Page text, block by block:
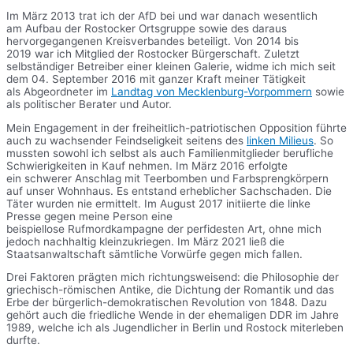
Im März 2013 trat ich der AfD bei und war danach wesentlich
am Aufbau der Rostocker Ortsgruppe sowie des daraus
hervorgegangenen Kreisverbandes beteiligt. Von 2014 bis
2019 war ich Mitglied der Rostocker Bürgerschaft. Zuletzt
selbständiger Betreiber einer kleinen Galerie, widme ich mich seit
dem 04. September 2016 mit ganzer Kraft meiner Tätigkeit
als Abgeordneter im Landtag von Mecklenburg-Vorpommern sowie
als politischer Berater und Autor.
Mein Engagement in der freiheitlich-patriotischen Opposition führte
auch zu wachsender Feindseligkeit seitens des linken Milieus. So
mussten sowohl ich selbst als auch Familienmitglieder berufliche
Schwierigkeiten in Kauf nehmen. Im März 2016 erfolgte
ein schwerer Anschlag mit Teerbomben und Farbsprengkörpern
auf unser Wohnhaus. Es entstand erheblicher Sachschaden. Die
Täter wurden nie ermittelt. Im August 2017 initiierte die linke
Presse gegen meine Person eine
beispiellose Rufmordkampagne der perfidesten Art, ohne mich
jedoch nachhaltig kleinzukriegen. Im März 2021 ließ die
Staatsanwaltschaft sämtliche Vorwürfe gegen mich fallen.
Drei Faktoren prägten mich richtungsweisend: die Philosophie der
griechisch-römischen Antike, die Dichtung der Romantik und das
Erbe der bürgerlich-demokratischen Revolution von 1848. Dazu
gehört auch die friedliche Wende in der ehemaligen DDR im Jahre
1989, welche ich als Jugendlicher in Berlin und Rostock miterleben
durfte.